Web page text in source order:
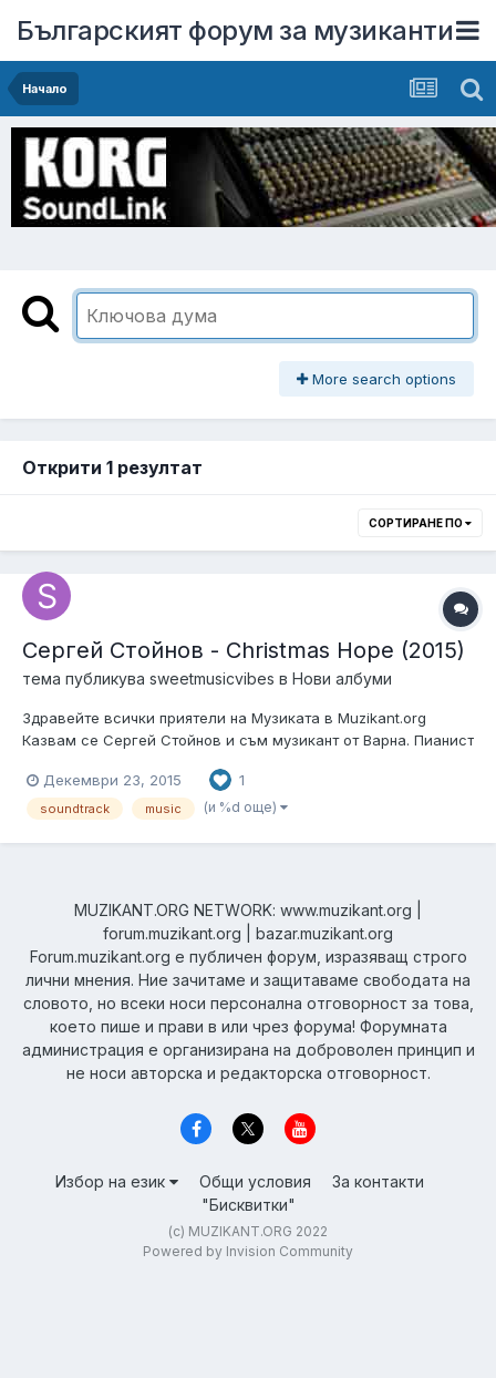
Българският форум за музиканти
Начало
More search options
Открити 1 резултат
СОРТИРАНЕ ПО
Сергей Стойнов - Christmas Hope (2015)
тема публикува sweetmusicvibes в Нови албуми
Здравейте всички приятели на Музиката в Muzikant.org
Казвам се Сергей Стойнов и съм музикант от Варна. Пианист
инструмент. Днес 20 декември се навършва 1 месец от
пускането на моят инструментален албум Christmas Hope.
Декември 23, 2015 1
soundtrack music (и %d още)
MUZIKANT.ORG NETWORK: www.muzikant.org |
forum.muzikant.org | bazar.muzikant.org
Forum.muzikant.org е публичен форум, изразяващ строго
лични мнения. Ние зачитаме и защитаваме свободата на
словото, но всеки носи персонална отговорност за това,
което пише и прави в или чрез форума! Форумната
администрация е организирана на доброволен принцип и
не носи авторска и редакторска отговорност.
Избор на език Общи условия
За контакти
"Бисквитки"
(c) MUZIKANT.ORG 2022
Powered by Invision Community